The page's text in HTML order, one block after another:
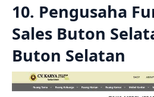
10. Pengusaha
Sales Buton
Buton Selatan